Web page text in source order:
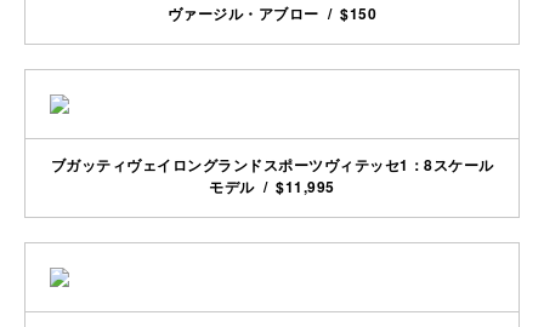
ヴァージル・アブロー / $150
ブガッティヴェイロングランドスポーツヴィテッセ1：8スケール
モデル / $11,995